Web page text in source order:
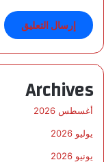
Archives
أغسطس 2026
يوليو 2026
يونيو 2026